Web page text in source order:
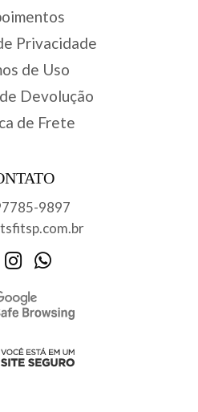
Privacidade
de Uso
Devolução
de Frete
9897
InstagramWhatsApp